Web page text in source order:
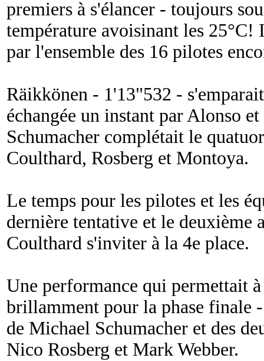
premiers à s'élancer - toujours
température avoisinant les 25°C!
par l'ensemble des 16 pilotes
Räikkönen - 1'13"532 -
échangée un instant par Alonso
Schumacher complétait le
Coulthard, Rosberg et Montoya.
Le temps pour les pilotes et les
dernière tentative et le deuxième
Coulthard s'inviter à la 4e place.
Une performance qui permettait
brillamment pour la phase finale
de Michael Schumacher et des
Nico Rosberg et Mark Webber.